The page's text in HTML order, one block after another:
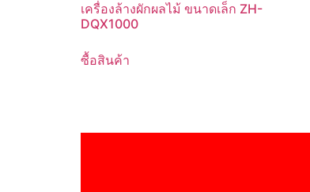
เครื่องล้างผักผลไม้ ขนาดเล็ก ZH-
DQX1000
ซื้อสินค้า